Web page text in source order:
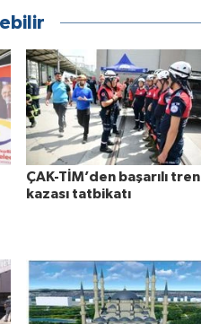
ÇAK-TİM’den başarılı tren
kazası tatbikatı